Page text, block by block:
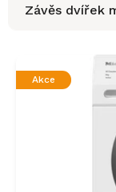
Závěs dvířek
p
Akce